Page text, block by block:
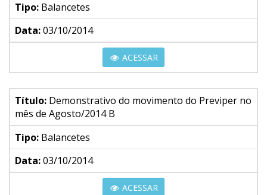
Tipo: Balancetes
Data:03/10/2014
ACESSAR
Título: Demonstrativo do movimento do Previper no
mês de Agosto/2014 B
Tipo: Balancetes
Data:03/10/2014
ACESSAR